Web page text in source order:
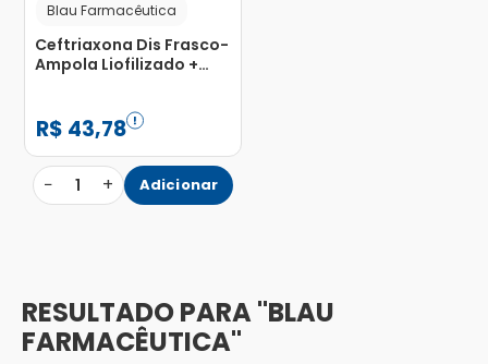
Blau Farmacêutica
Ceftriaxona Dis Frasco-
Ampola Liofilizado +
R$ 43,78
− 1 + Adicionar
BLAU
FARMACÊUTICA